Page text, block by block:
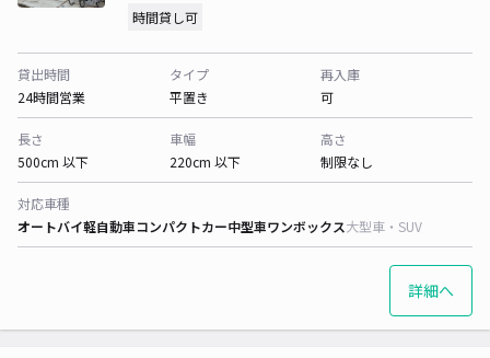
時間貸し可
貸出時間
24時間営業
タイプ
平置き
再入庫
可
長さ
500cm 以下
車幅
220cm 以下
高さ
制限なし
対応車種
オートバイ軽自動車コンパクトカー中型車ワンボックス大型車・SUV
詳細へ